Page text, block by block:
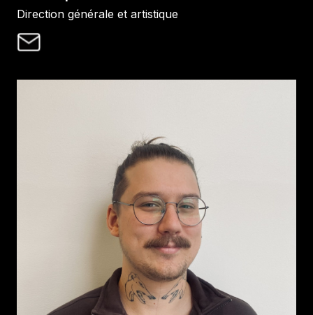
Direction générale et artistique